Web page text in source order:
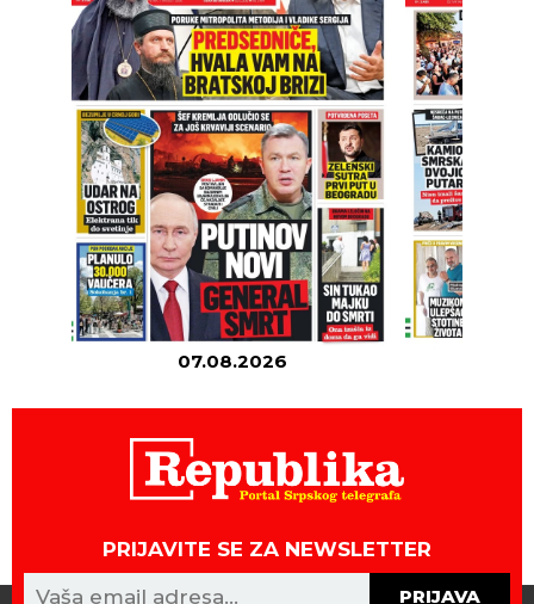
07.08.2026
PRIJAVITE SE ZA NEWSLETTER
PRIJAVA